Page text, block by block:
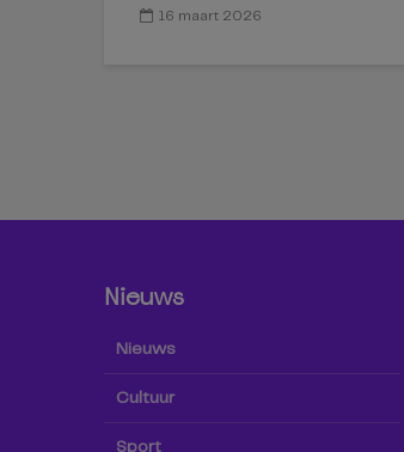
16 maart 2026
Nieuws
Nieuws
Cultuur
Sport